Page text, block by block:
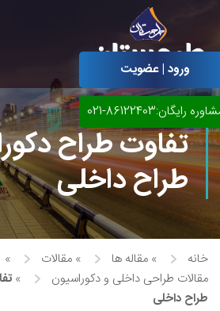
آموزش مجازی طراحی لباس
ورود | عضویت
رایگان:86122403-021
تفاوت طراح
طراح داخلی
خانه » مقاله ها » مقالات
»
مقالات طراحی داخلی و دکوراسیون
»
طراح داخلی